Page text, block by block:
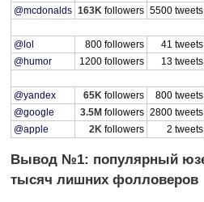
@mcdonalds 163K followers 5500 tweets
@lol 800 followers 41 tweets
@humor
1200 followers 13 tweets
@yandex 65K followers 800 tweets
@google
3.5Mfollowers 2800 tweets
@apple
2K followers 2 tweets
Вывод №1: популярный
тысяч лишних фолловеров